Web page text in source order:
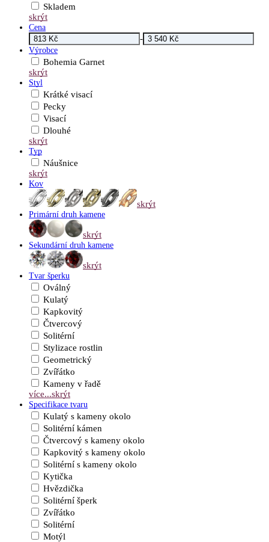
Skladem
skrýt
Cena
-
Výrobce
Bohemia Garnet
skrýt
Styl
Krátké visací
Pecky
Visací
Dlouhé
skrýt
Typ
Náušnice
skrýt
Kov
skrýt
Primární druh kamene
skrýt
Sekundární druh kamene
skrýt
Tvar šperku
Oválný
Kulatý
Kapkovitý
Čtvercový
Solitérní
Stylizace rostlin
Geometrický
Zvířátko
Kameny v řadě
více...skrýt
Specifikace tvaru
Kulatý s kameny okolo
Solitérní kámen
Čtvercový s kameny okolo
Kapkovitý s kameny okolo
Solitérní s kameny okolo
Kytička
Hvězdička
Solitérní šperk
Zvířátko
Solitérní
Motýl